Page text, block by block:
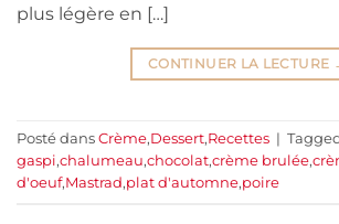
plus légère en […]
CONTINUER LA LECTURE
Posté dans Crème,Dessert,Recettes |
gaspi,chalumeau,chocolat,crème brulée,
d'oeuf,Mastrad,plat d'automne,poire